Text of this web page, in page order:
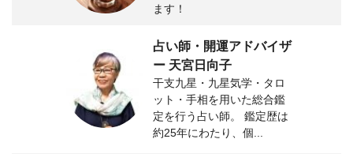
ます！
占い師・開運アドバイザ
ー 天宮日向子
干支九星・九星気学・タロ
ット・手相を用いた総合鑑
定を行う占い師。 鑑定歴は
約25年にわたり、個...